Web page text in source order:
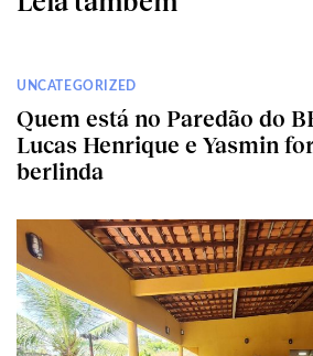
UNCATEGORIZED
Quem está no Paredão do
Lucas Henrique e Yasmin
berlinda